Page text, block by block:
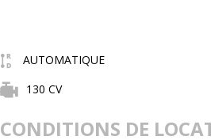
AUTOMATIQUE
130 CV
CONDITIONS DE